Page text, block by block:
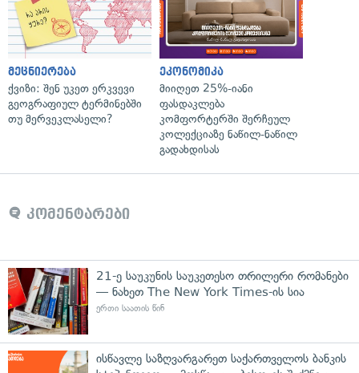
მეცნიერება
ქვიზი: შენ უკეთ ერკვევი
გეოგრაფიულ ტერმინებში
თუ მერვეკლასელი?
ეკონომიკა
მიიღეთ 25%-იანი
ფასდაკლება
კომფორტერში შერჩეულ
კოლექციაზე ნაწილ-ნაწილ
გადახდისას
კომენტარები
21-ე საუკუნის საუკეთესო თრილერი რომანები
— ნახეთ The New York Times-ის სია
ერთი საათის წინ
ისწავლე საზღვარგარეთ საქართველოს ბანკის